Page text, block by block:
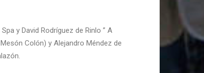
y David Rodríguez de Rinlo ” A
Colón) y Alejandro Méndez de